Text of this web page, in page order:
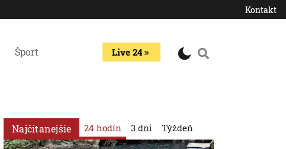
Kontakt
Šport Live 24
Najčítanejšie 24 hodín 3 dni Týždeň